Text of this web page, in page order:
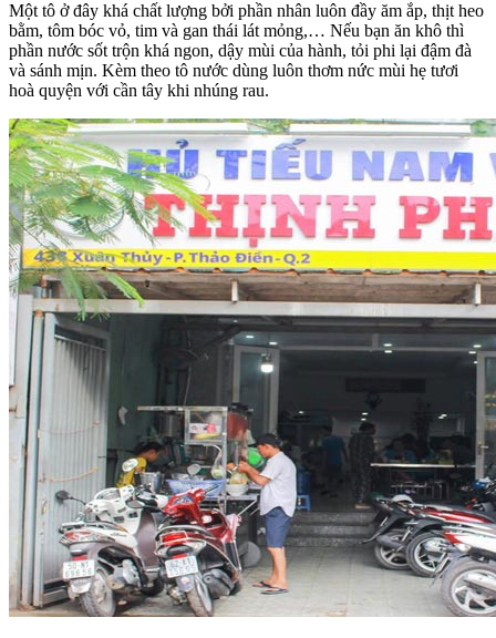
Một tô ở đây khá chất lượng bởi phần nhân luôn đầy ăm ắp, thịt heo
bằm, tôm bóc vỏ, tim và gan thái lát mỏng,… Nếu bạn ăn khô thì
phần nước sốt trộn khá ngon, dậy mùi của hành, tỏi phi lại đậm đà
và sánh mịn. Kèm theo tô nước dùng luôn thơm nức mùi hẹ tươi
hoà quyện với cần tây khi nhúng rau.